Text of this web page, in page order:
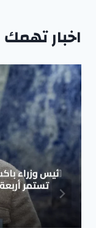
اخبار تهمك